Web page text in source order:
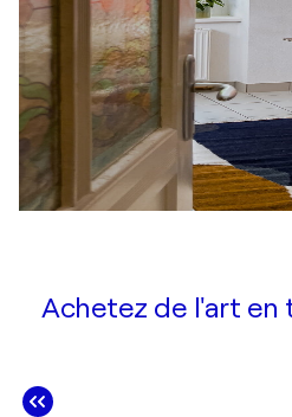
Achetez de l'art